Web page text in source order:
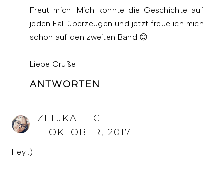
Freut mich! Mich konnte die Geschichte auf
jeden Fall überzeugen und jetzt freue ich mich
schon auf den zweiten Band 😊
Liebe Grüße
ANTWORTEN
ZELJKA ILIC
11 OKTOBER, 2017
Hey :)